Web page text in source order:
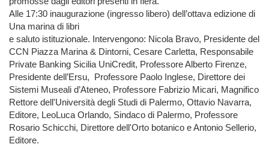
Alle 17:30 inaugurazione (ingresso libero) dell’ottava edizione di
Una marina di libri
e saluto istituzionale. Intervengono: Nicola Bravo, Presidente del
CCN Piazza Marina & Dintorni, Cesare Carletta, Responsabile
Private Banking Sicilia UniCredit, Professore Alberto Firenze,
Presidente dell’Ersu, Professore Paolo Inglese, Direttore dei
Sistemi Museali d’Ateneo, Professore Fabrizio Micari, Magnifico
Rettore dell'Università degli Studi di Palermo, Ottavio Navarra,
Editore, LeoLuca Orlando, Sindaco di Palermo, Professore
Rosario Schicchi, Direttore dell'Orto botanico e Antonio Sellerio,
Editore.